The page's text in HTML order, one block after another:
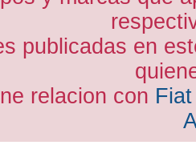
publicadas en
relacion con